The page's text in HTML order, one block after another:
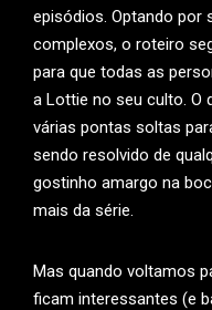
episódios. Optando por
complexos, o roteiro
para que todas as
a Lottie no seu culto. O
várias pontas soltas
sendo resolvido de
gostinho amargo na
mais da série.
Mas quando voltamos
ficam interessantes (e